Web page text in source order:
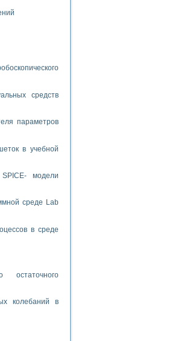
LabVIEW
им. Н.И. Лобачевского
РУДН
средств
параметров
в учебной
модели
среде Lab
в среде
остаточного
колебаний в